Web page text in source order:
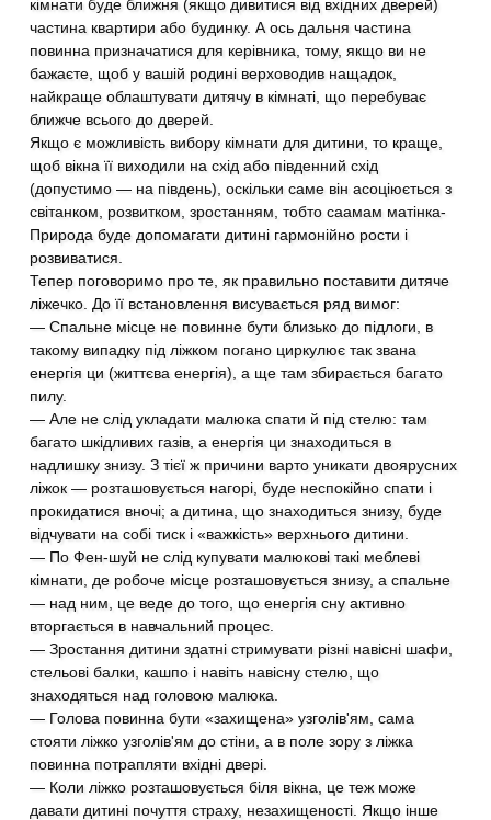
кімнати буде ближня (якщо дивитися від вхідних дверей)
частина квартири або будинку. А ось дальня частина
повинна призначатися для керівника, тому, якщо ви не
бажаєте, щоб у вашій родині верховодив нащадок,
найкраще облаштувати дитячу в кімнаті, що перебуває
ближче всього до дверей.
Якщо є можливість вибору кімнати для дитини, то краще,
щоб вікна її виходили на схід або південний схід
(допустимо — на південь), оскільки саме він асоціюється з
світанком, розвитком, зростанням, тобто саамам матінка-
Природа буде допомагати дитині гармонійно рости і
розвиватися.
Тепер поговоримо про те, як правильно поставити дитяче
ліжечко. До її встановлення висувається ряд вимог:
— Спальне місце не повинне бути близько до підлоги, в
такому випадку під ліжком погано циркулює так звана
енергія ци (життєва енергія), а ще там збирається багато
пилу.
— Але не слід укладати малюка спати й під стелю: там
багато шкідливих газів, а енергія ци знаходиться в
надлишку знизу. З тієї ж причини варто уникати двоярусних
ліжок — розташовується нагорі, буде неспокійно спати і
прокидатися вночі; а дитина, що знаходиться знизу, буде
відчувати на собі тиск і «важкість» верхнього дитини.
— По Фен-шуй не слід купувати малюкові такі меблеві
кімнати, де робоче місце розташовується знизу, а спальне
— над ним, це веде до того, що енергія сну активно
вторгається в навчальний процес.
— Зростання дитини здатні стримувати різні навісні шафи,
стельові балки, кашпо і навіть навісну стелю, що
знаходяться над головою малюка.
— Голова повинна бути «захищена» узголів'ям, сама
стояти ліжко узголів'ям до стіни, а в поле зору з ліжка
повинна потрапляти вхідні двері.
— Коли ліжко розташовується біля вікна, це теж може
давати дитині почуття страху, незахищеності. Якщо інше